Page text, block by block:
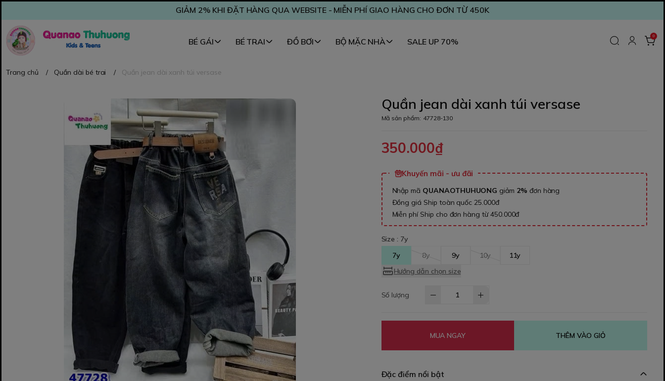
GIẢM 2% KHI ĐẶT HÀNG QUA WEBSITE - MIỄN PHÍ GIAO HÀNG CHO ĐƠN TỪ 450K
BÉ GÁI BÉ TRAI ĐỒ BƠI BỘ MẶC NHÀ SALE UP 70%
0
Trang chủ / Quần dài bé trai / Quần jean dài xanh túi versase
Quần jean dài xanh túi versase
Mã sản phẩm: 47728-130
350.000₫
Khuyến mãi - ưu đãi
Nhập mã QUANAOTHUHUONG giảm 2% đơn hàng
Đồng giá Ship toàn quốc 25.000đ
Miễn phí Ship cho đơn hàng từ 450.000đ
Size : 7y
7y
8y 9y 10y
11y
Hướng dẫn chọn size
Số lượng
MUA NGAY THÊM VÀO GIỎ
Đặc điểm nổi bật